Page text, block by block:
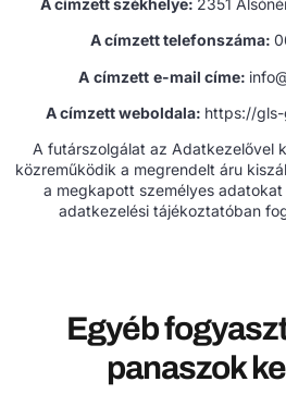
Acímzett telefonszáma:
A címzett e-mail címe:
A címzett weboldala: https://gls-
A futárszolgálat az Adatkezelővel
közreműködik a megrendelt áru
a megkapott személyes
adatkezelési tájékoztatóban
Egyéb
panaszok